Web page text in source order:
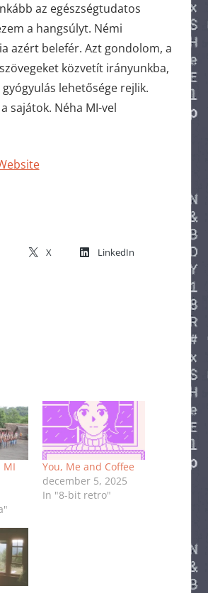
az egészségtudatos
a hangsúlyt. Némi
azért belefér. Azt gondolom, a
közvetít irányunkba,
lehetősége rejlik.
sajátok. Néha MI-vel
X LinkedIn
MI
You, Me and Coffee
december 5, 2025
In "8-bit retro"